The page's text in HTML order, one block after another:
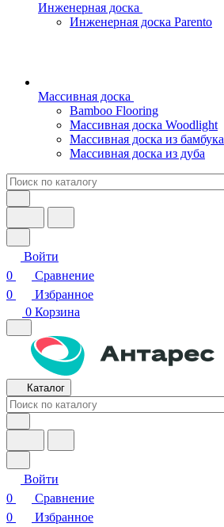
Инженерная доска
Инженерная доска Parento
Массивная доска
Bamboo Flooring
Массивная доска Woodlight
Массивная доска из бамбука
Массивная доска из дуба
Войти
0
Сравнение
0
Избранное
0 Корзина
Каталог
Войти
0
Сравнение
0
Избранное